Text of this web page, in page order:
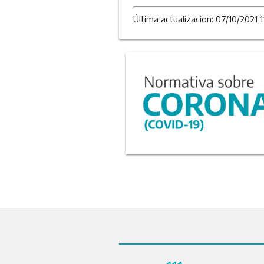
Última actualizacion: 07/10/2021